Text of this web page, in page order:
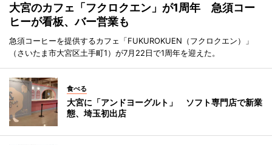
大宮のカフェ「フクロクエン」が1周年 急須コー
ヒーが看板、バー営業も
急須コーヒーを提供するカフェ「FUKUROKUEN（フクロクエン）」
（さいたま市大宮区土手町1）が7月22日で1周年を迎えた。
食べる
大宮に「アンドヨーグルト」 ソフト専門店で新業
態、埼玉初出店